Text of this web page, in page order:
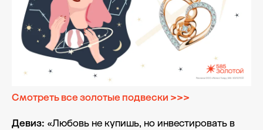
Смотреть все золотые подвески >>>
Девиз: «Любовь не купишь, но инвестировать в